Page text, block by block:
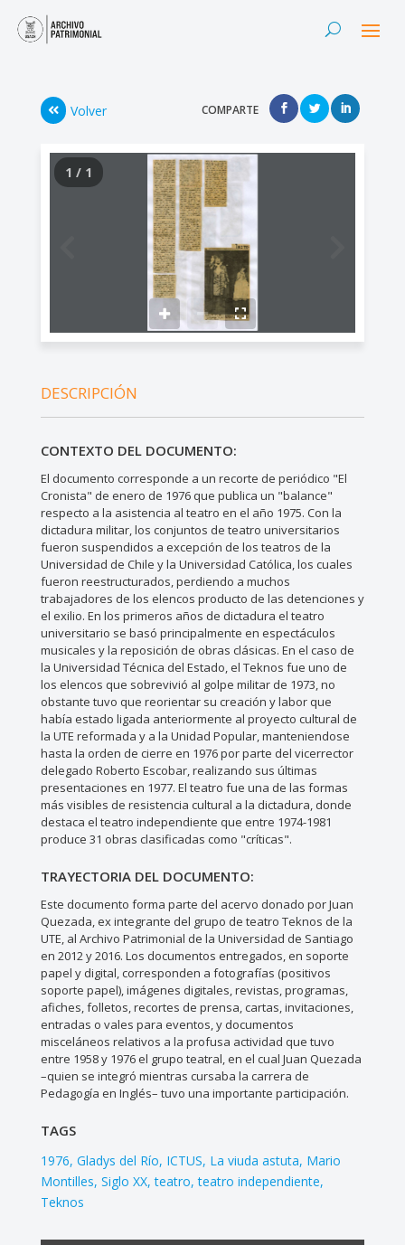
Volver COMPARTE
1 / 1
DESCRIPCIÓN
CONTEXTO DEL DOCUMENTO:
El documento corresponde a un recorte de periódico "El
Cronista" de enero de 1976 que publica un "balance"
respecto a la asistencia al teatro en el año 1975. Con la
dictadura militar, los conjuntos de teatro universitarios
fueron suspendidos a excepción de los teatros de la
Universidad de Chile y la Universidad Católica, los cuales
fueron reestructurados, perdiendo a muchos
trabajadores de los elencos producto de las detenciones y
el exilio. En los primeros años de dictadura el teatro
universitario se basó principalmente en espectáculos
musicales y la reposición de obras clásicas. En el caso de
la Universidad Técnica del Estado, el Teknos fue uno de
los elencos que sobrevivió al golpe militar de 1973, no
obstante tuvo que reorientar su creación y labor que
había estado ligada anteriormente al proyecto cultural de
la UTE reformada y a la Unidad Popular, manteniendose
hasta la orden de cierre en 1976 por parte del vicerrector
delegado Roberto Escobar, realizando sus últimas
presentaciones en 1977. El teatro fue una de las formas
más visibles de resistencia cultural a la dictadura, donde
destaca el teatro independiente que entre 1974-1981
produce 31 obras clasificadas como "críticas".
TRAYECTORIA DEL DOCUMENTO:
Este documento forma parte del acervo donado por Juan
Quezada, ex integrante del grupo de teatro Teknos de la
UTE, al Archivo Patrimonial de la Universidad de Santiago
en 2012 y 2016. Los documentos entregados, en soporte
papel y digital, corresponden a fotografías (positivos
soporte papel), imágenes digitales, revistas, programas,
afiches, folletos, recortes de prensa, cartas, invitaciones,
entradas o vales para eventos, y documentos
misceláneos relativos a la profusa actividad que tuvo
entre 1958 y 1976 el grupo teatral, en el cual Juan Quezada
–quien se integró mientras cursaba la carrera de
Pedagogía en Inglés– tuvo una importante participación.
TAGS
1976 Gladys del Río ICTUS La viuda astuta Mario
Montilles Siglo XX teatro teatro independiente
Teknos